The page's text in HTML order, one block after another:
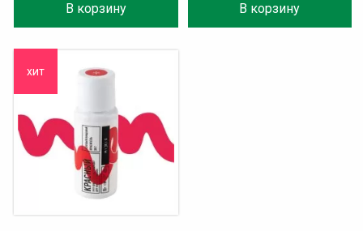
В корзину В корзину
хит